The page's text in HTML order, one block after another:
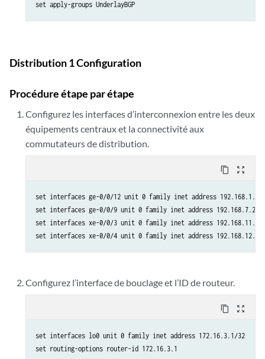
Distribution 1 Configuration
Procédure étape par étape
Configurez les interfaces d’interconnexion entre les deux
équipements centraux et la connectivité aux
commutateurs de distribution.
content_copy zoom_out_map
set interfaces ge-0/0/12 unit 0 family inet address 192.168.1.2/
set interfaces ge-0/0/9 unit 0 family inet address 192.168.7.2/
set interfaces xe-0/0/3 unit 0 family inet address 192.168.11.1/
Configurez l’interface de bouclage et l’ID de routeur.
content_copy zoom_out_map
set interfaces lo0 unit 0 family inet address 172.16.3.1/32